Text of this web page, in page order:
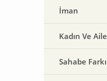
İman
Kadın Ve Aile
Sahabe Farkı